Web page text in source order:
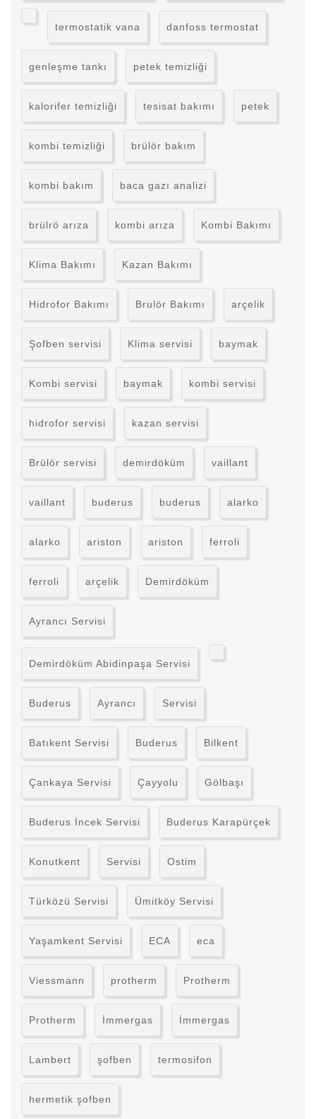
termostatik vana danfoss termostat
genleşme tankı petek temizliği
kalorifer temizliği tesisat bakımı petek
kombi temizliği brülör bakım
kombi bakım baca gazı analizi
brülrö arıza kombi arıza Kombi Bakımı
Klima Bakımı Kazan Bakımı
Hidrofor Bakımı Brulör Bakımı arçelik
Şofben servisi Klima servisi baymak
Kombi servisi baymak kombi servisi
hidrofor servisi kazan servisi
Brülör servisi demirdöküm vaillant
vaillant buderus buderus alarko
alarko ariston ariston ferroli
ferroli arçelik Demirdöküm
Ayrancı Servisi
Demirdöküm Abidinpaşa Servisi
Buderus Ayrancı Servisi
Batıkent Servisi Buderus Bilkent
Çankaya Servisi Çayyolu Gölbaşı
Buderus İncek Servisi Buderus Karapürçek
Konutkent Servisi Ostim
Türközü Servisi Ümitköy Servisi
Yaşamkent Servisi ECA eca
Viessmann protherm Protherm
Protherm İmmergas İmmergas
Lambert şofben termosifon
hermetik şofben